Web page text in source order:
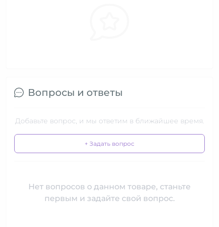
Вопросы и ответы
Добавьте вопрос, и мы ответим в ближайшее время.
+ Задать вопрос
Нет вопросов о данном товаре, станьте
первым и задайте свой вопрос.